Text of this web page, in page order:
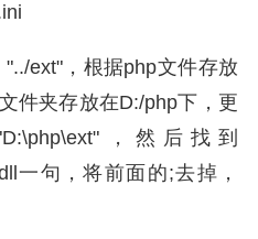
ext"，根据php文件存放
件夹存放在D:/php下，更
，然后 找到
一句，将前面的;去掉，